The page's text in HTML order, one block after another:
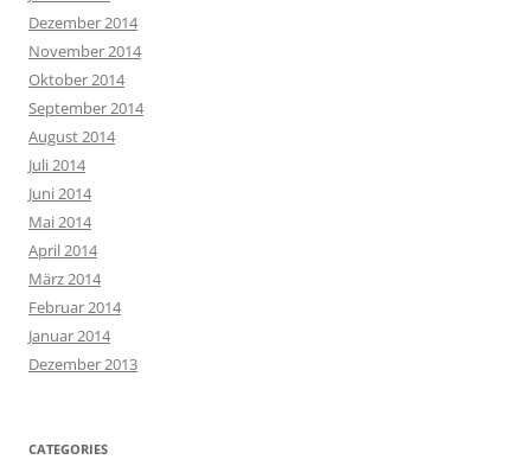
Dezember 2014
November 2014
Oktober 2014
September 2014
August 2014
Juli 2014
Juni 2014
Mai 2014
April 2014
März 2014
Februar 2014
Januar 2014
Dezember 2013
CATEGORIES